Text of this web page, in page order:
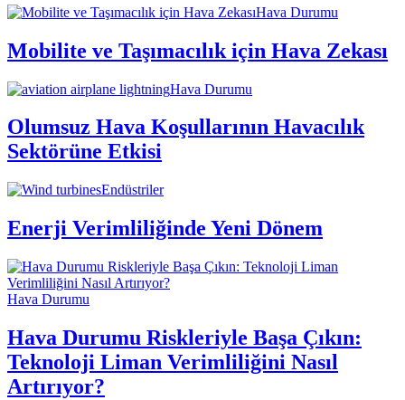
Hava Durumu
Mobilite ve Taşımacılık için Hava Zekası
Hava Durumu
Olumsuz Hava Koşullarının Havacılık
Sektörüne Etkisi
Endüstriler
Enerji Verimliliğinde Yeni Dönem
Hava Durumu
Hava Durumu Riskleriyle Başa Çıkın:
Teknoloji Liman Verimliliğini Nasıl
Artırıyor?